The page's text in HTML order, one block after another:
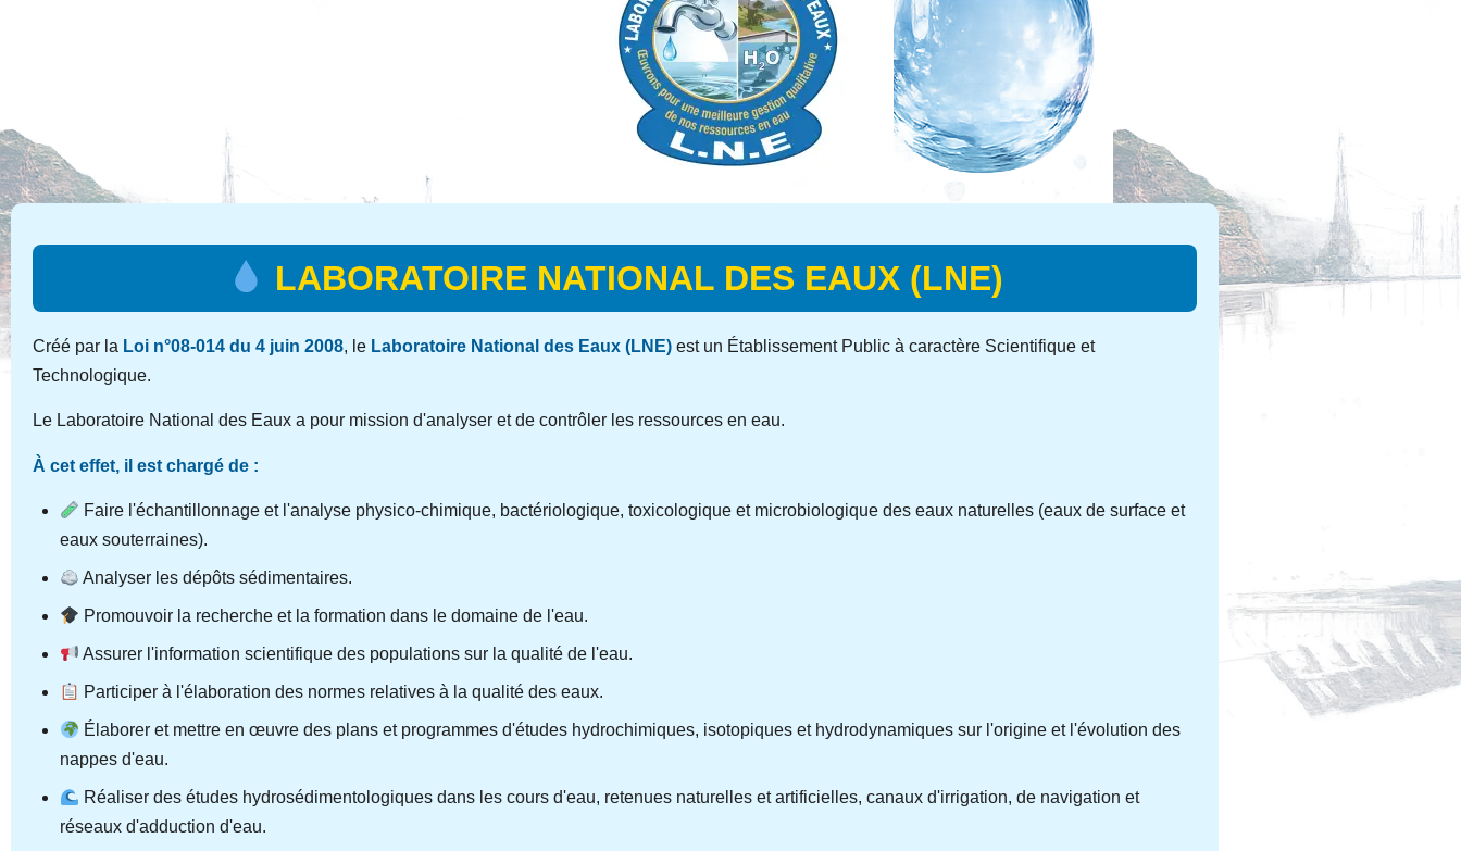
LABORATOIRE NATIONAL DES EAUX (LNE)
Créé par la Loi n°08-014 du 4 juin 2008, le Laboratoire National des Eaux (LNE) est un Établissement Public à caractère Scientifique et
Technologique.
Le Laboratoire National des Eaux a pour mission d'analyser et de contrôler les ressources en eau.
À cet effet, il est chargé de :
Faire l'échantillonnage et l'analyse physico-chimique, bactériologique, toxicologique et microbiologique des eaux naturelles (eaux de surface et
eaux souterraines).
Analyser les dépôts sédimentaires.
Promouvoir la recherche et la formation dans le domaine de l'eau.
Assurer l'information scientifique des populations sur la qualité de l'eau.
Participer à l'élaboration des normes relatives à la qualité des eaux.
Élaborer et mettre en œuvre des plans et programmes d'études hydrochimiques, isotopiques et hydrodynamiques sur l'origine et l'évolution des
nappes d'eau.
Réaliser des études hydrosédimentologiques dans les cours d'eau, retenues naturelles et artificielles, canaux d'irrigation, de navigation et
réseaux d'adduction d'eau.